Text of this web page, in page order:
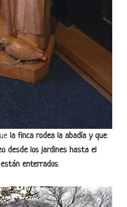
la finca rodea la abadía y que
desde los jardines hasta el
enterrados.